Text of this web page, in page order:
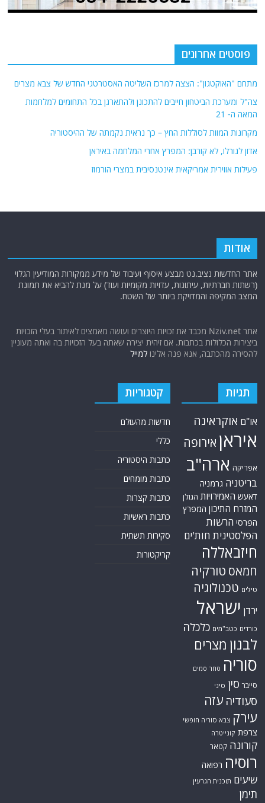
פוסטים אחרונים
מתחם "האוקטגון": הצצה למרכז השליטה האסטרטגי החדש של צבא מצרים
צה"ל ומערכת הביטחון חייבים להתכונן ולהתארגן בכל התחומים למלחמות
המאה ה- 21
מקרונות המוות לסוללות החץ – כך נראית נקמתה של ההיסטוריה
אדון לגורלו, לא קורבן: המפרץ אחרי המלחמה באיראן
פעילות אווירית אמריקאית אינטנסיבית במצרי הורמוז
אודות
אתר החדשות נציב.נט מבצע איסוף ועיבוד של מידע ממקורות המודיעין הגלוי
(רשתות חברתיות, עיתונות, עדויות מקומיות ועוד) על מנת להביא את תמונת
המצב המקיפה והמדויקת ביותר של השטח.
אתר Nziv.net מכבד את זכויות היוצרים ועושה מאמצים לאיתור בעלי הזכויות
ביצירות הכלולות בכתבות. אם זיהית יצירה שאתה בעל הזכויות בה ואתה מעוניין
להסירה מהכתבה, אנא פנה אלינולמייל
תגיות
או"ם אוקראינה
איראן אירופה
אפריקה ארה"ב
בריטניה גרמניה
דאעש האמירויות הגולן
המזרח התיכון המפרץ
הפרסי הרשות
הפלסטינית חות'ים
חיזבאללה
חמאס טורקיה
טילים טכנולוגיה
ירדן ישראל
כורדים כטב"מים כלכלה
לבנון מצרים
סוריה סחר סמים
סייבר סין סיני
סעודיה עזה
עירק צבא סוריה חופשי
צרפת קונייטרה
קורונה קטאר
רוסיה רפואה
שיעים תוכנית הגרעין
תימן
קטגוריות
חדשות מהעולם
כללי
כתבות היסטוריה
כתבות מומחים
כתבות קצרות
כתבות ראשיות
סקירות תשתית
קריקטורות